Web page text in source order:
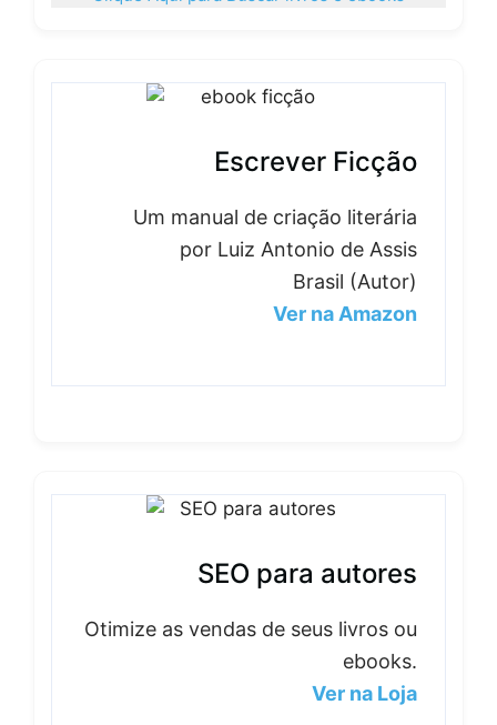
Escrever Ficção
Um manual de criação literária
por Luiz Antonio de Assis
Brasil (Autor)
Ver na Amazon
SEO para autores
Otimize as vendas de seus livros ou
ebooks.
Ver na Loja